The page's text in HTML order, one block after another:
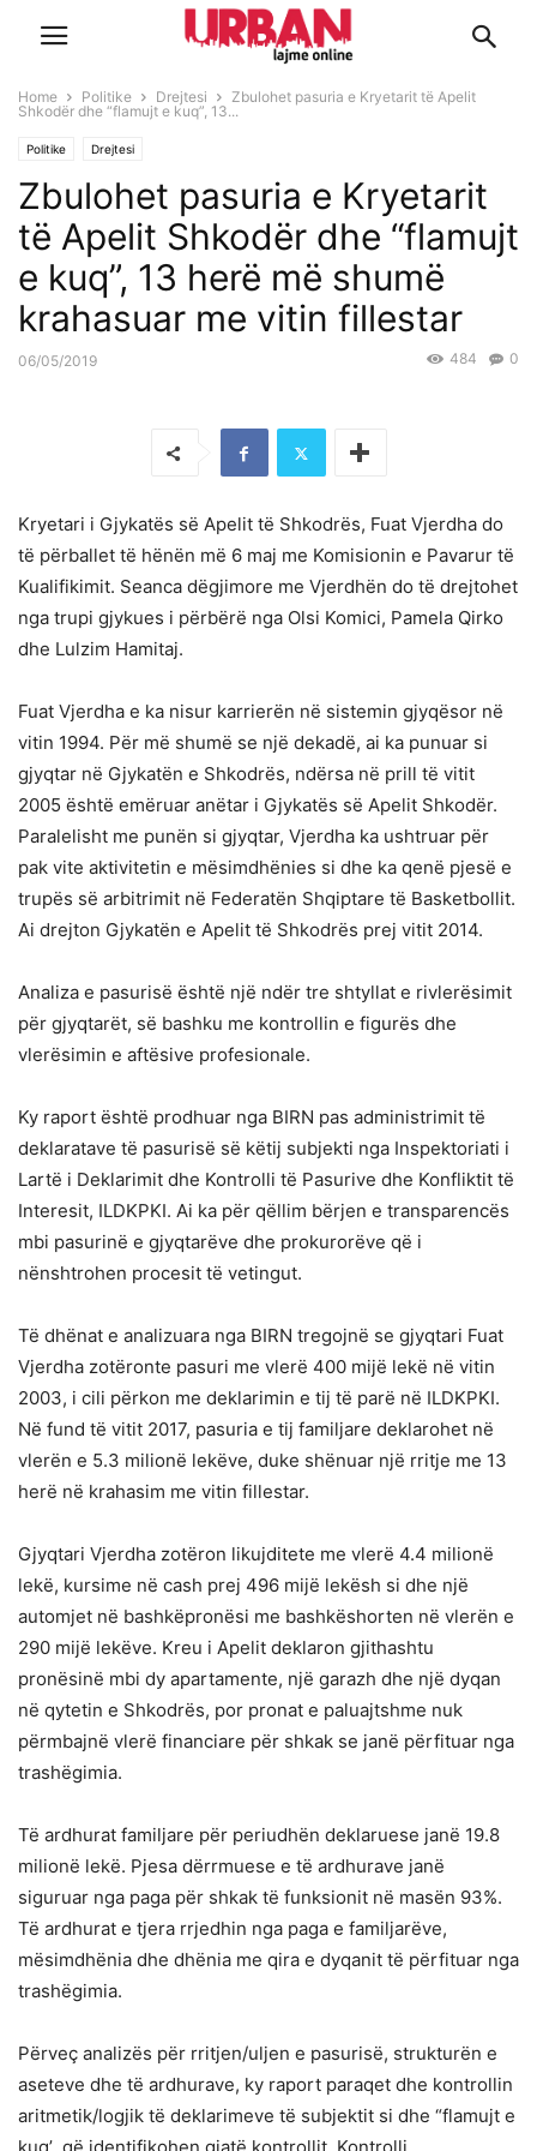
Home Politike Drejtesi
Zbulohet pasuria e Kryetarit të Apelit
Shkodër dhe “flamujt e kuq”, 13...
Politike Drejtesi
Zbulohet pasuria e Kryetarit
të Apelit Shkodër dhe “flamujt
e kuq”, 13 herë më shumë
krahasuar me vitin fillestar
06/05/2019 0
484
Kryetari i Gjykatës së Apelit të Shkodrës, Fuat Vjerdha do
të përballet të hënën më 6 maj me Komisionin e Pavarur të
Kualifikimit. Seanca dëgjimore me Vjerdhën do të drejtohet
nga trupi gjykues i përbërë nga Olsi Komici, Pamela Qirko
dhe Lulzim Hamitaj.
Fuat Vjerdha e ka nisur karrierën në sistemin gjyqësor në
vitin 1994. Për më shumë se një dekadë, ai ka punuar si
gjyqtar në Gjykatën e Shkodrës, ndërsa në prill të vitit
2005 është emëruar anëtar i Gjykatës së Apelit Shkodër.
Paralelisht me punën si gjyqtar, Vjerdha ka ushtruar për
pak vite aktivitetin e mësimdhënies si dhe ka qenë pjesë e
trupës së arbitrimit në Federatën Shqiptare të Basketbollit.
Ai drejton Gjykatën e Apelit të Shkodrës prej vitit 2014.
Analiza e pasurisë është një ndër tre shtyllat e rivlerësimit
për gjyqtarët, së bashku me kontrollin e figurës dhe
vlerësimin e aftësive profesionale.
Ky raport është prodhuar nga BIRN pas administrimit të
deklaratave të pasurisë së këtij subjekti nga Inspektoriati i
Lartë i Deklarimit dhe Kontrolli të Pasurive dhe Konfliktit të
Interesit, ILDKPKI. Ai ka për qëllim bërjen e transparencës
mbi pasurinë e gjyqtarëve dhe prokurorëve që i
nënshtrohen procesit të vetingut.
Të dhënat e analizuara nga BIRN tregojnë se gjyqtari Fuat
Vjerdha zotëronte pasuri me vlerë 400 mijë lekë në vitin
2003, i cili përkon me deklarimin e tij të parë në ILDKPKI.
Në fund të vitit 2017, pasuria e tij familjare deklarohet në
vlerën e 5.3 milionë lekëve, duke shënuar një rritje me 13
herë në krahasim me vitin fillestar.
Gjyqtari Vjerdha zotëron likujditete me vlerë 4.4 milionë
lekë, kursime në cash prej 496 mijë lekësh si dhe një
automjet në bashkëpronësi me bashkëshorten në vlerën e
290 mijë lekëve. Kreu i Apelit deklaron gjithashtu
pronësinë mbi dy apartamente, një garazh dhe një dyqan
në qytetin e Shkodrës, por pronat e paluajtshme nuk
përmbajnë vlerë financiare për shkak se janë përfituar nga
trashëgimia.
Të ardhurat familjare për periudhën deklaruese janë 19.8
milionë lekë. Pjesa dërrmuese e të ardhurave janë
siguruar nga paga për shkak të funksionit në masën 93%.
Të ardhurat e tjera rrjedhin nga paga e familjarëve,
mësimdhënia dhe dhënia me qira e dyqanit të përfituar nga
trashëgimia.
Përveç analizës për rritjen/uljen e pasurisë, strukturën e
aseteve dhe të ardhurave, ky raport paraqet dhe kontrollin
aritmetik/logjik të deklarimeve të subjektit si dhe “flamujt e